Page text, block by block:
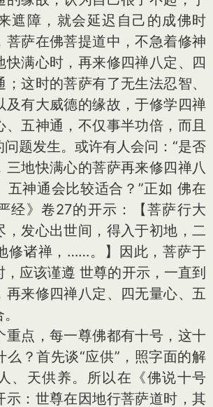
遮障，就会延迟自己的成佛时
菩萨在佛菩提道中，不急着修神
快满心时，再来修四禅八定、四
这时的菩萨有了无生法忍智、
及有大威德的缘故，于修学四禅
、五神通，不仅事半功倍，而且
题发生。或许有人会问：“是否
三地快满心的菩萨再来修四禅八
五神通会比较适合？”正如 佛在
经》卷27的开示：【菩萨行大
，发心出世间，得入于初地，二
修诸禅，……。】因此，菩萨于
应该谨遵 世尊的开示，一直到
再来修四禅八定、四无量心、五
重点，每一尊佛都有十号，这十
么？首先谈“应供”，照字面的解
、天供养。所以在《佛说十号
示：世尊在因地行菩萨道时，其